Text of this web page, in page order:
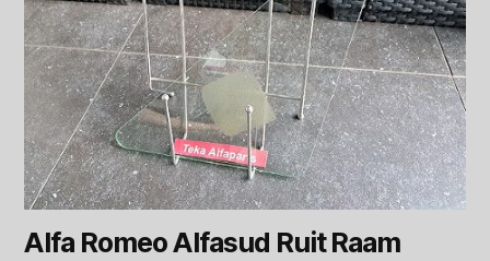
Alfa Romeo Alfasud Ruit Raam